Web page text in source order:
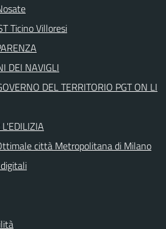
Ticino Villoresi
DEI NAVIGLI
DEL TERRITORIO PGT ON LI
città Metropolitana di Milano